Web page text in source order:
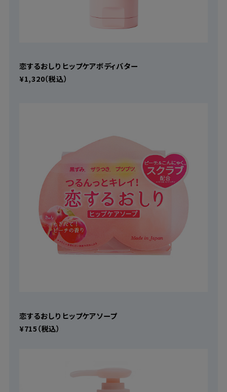
恋するおしり ヒップケアボディバター
¥1,320（税込）
恋するおしり ヒップケアソープ
¥715（税込）